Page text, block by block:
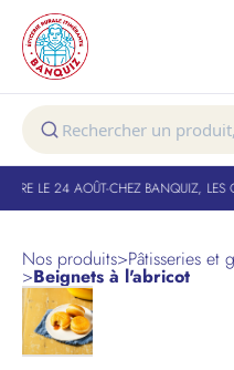
LE 24 AOÛT-CHEZ BANQUIZ, LES
Nos produits>Pâtisseries et
>Beignets à l'abricot